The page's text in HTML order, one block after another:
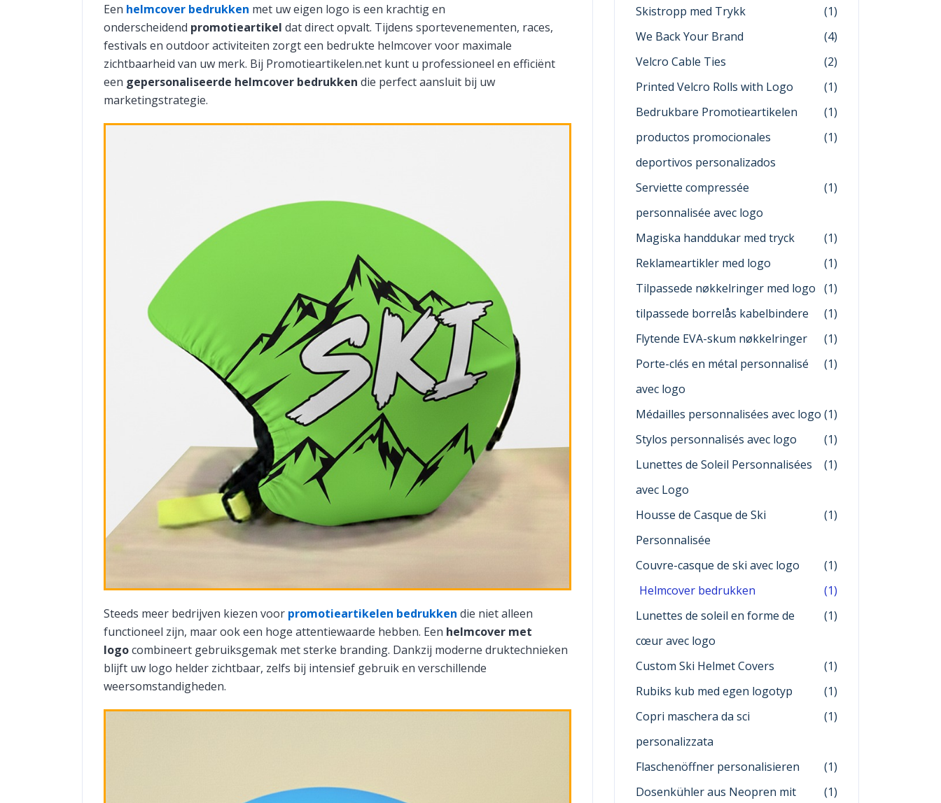
Een helmcover bedrukken met uw eigen logo is een krachtig en
onderscheidend promotieartikel dat direct opvalt. Tijdens sportevenementen, races,
festivals en outdoor activiteiten zorgt een bedrukte helmcover voor maximale
zichtbaarheid van uw merk. Bij Promotieartikelen.net kunt u professioneel en efficiënt
een gepersonaliseerde helmcover bedrukken die perfect aansluit bij uw
marketingstrategie.
Steeds meer bedrijven kiezen voor promotieartikelen bedrukken die niet alleen
functioneel zijn, maar ook een hoge attentiewaarde hebben. Een helmcover met
logocombineert gebruiksgemak met sterke branding. Dankzij moderne druktechnieken
blijft uw logo helder zichtbaar, zelfs bij intensief gebruik en verschillende
weersomstandigheden.
Skistropp med Trykk
(1)
We Back Your Brand
(4)
Velcro Cable Ties
(2)
Printed Velcro Rolls with Logo
(1)
Bedrukbare Promotieartikelen
(1)
productos promocionales
deportivos personalizados
(1)
Serviette compressée
personnalisée avec logo
(1)
Magiska handdukar med tryck
(1)
Reklameartikler med logo
(1)
Tilpassede nøkkelringer med logo (1)
tilpassede borrelås kabelbindere
(1)
Flytende EVA-skum nøkkelringer
(1)
Porte-clés en métal personnalisé
avec logo
(1)
Médailles personnalisées avec logo (1)
Stylos personnalisés avec logo
(1)
Lunettes de Soleil Personnalisées
avec Logo
(1)
Housse de Casque de Ski
Personnalisée
(1)
Couvre-casque de ski avec logo
(1)
Helmcover bedrukken
(1)
Lunettes de soleil en forme de
cœur avec logo
(1)
Custom Ski Helmet Covers
(1)
Rubiks kub med egen logotyp
(1)
Copri maschera da sci
personalizzata
(1)
Flaschenöffner personalisieren
(1)
Dosenkühler aus Neopren mit
(1)